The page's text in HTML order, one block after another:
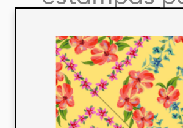
aos seus
linha de
mercados.